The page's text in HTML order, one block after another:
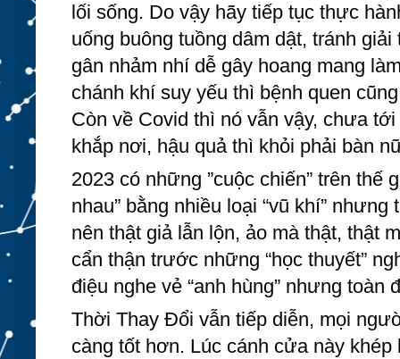
lối sống. Do vậy hãy tiếp tục thực
uống buông tuồng dâm dật, tránh
gân nhảm nhí dễ gây hoang mang
chánh khí suy yếu thì bệnh quen
Còn về Covid thì nó vẫn vậy, chưa
khắp nơi, hậu quả thì khỏi phải bàn
2023 có những ”cuộc chiến” trên thế
nhau” bằng nhiều loại “vũ khí”
nên thật giả lẫn lộn, ảo mà thật, thật
cẩn thận trước những “học thuyết”
điệu nghe vẻ “anh hùng” nhưng
Thời Thay Đổi vẫn tiếp diễn, mọi
càng tốt hơn. Lúc cánh cửa này